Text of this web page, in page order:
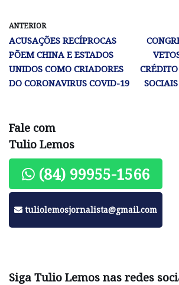
ANTERIOR
ACUSAÇÕES RECÍPROCAS
PÕEM CHINA E ESTADOS
UNIDOS COMO CRIADORES
DO CORONAVIRUS COVID-19
Fale com
Tulio Lemos
(84) 99955-1566
tuliolemosjornalista@gmail.com
Siga Tulio Lemos nas redes